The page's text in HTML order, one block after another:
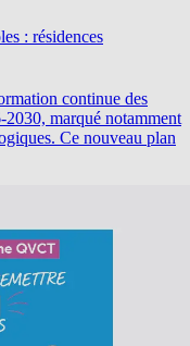
: résidences
continue des
2030, marqué notamment
Ce nouveau plan